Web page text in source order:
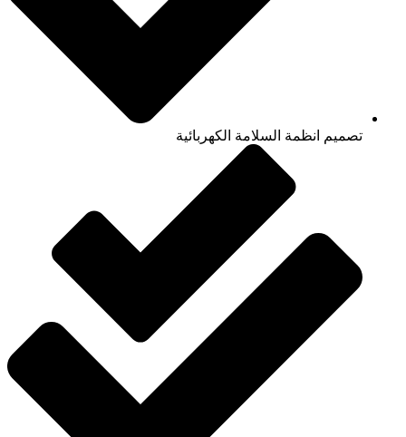
تصميم انظمة السلامة الكهربائية